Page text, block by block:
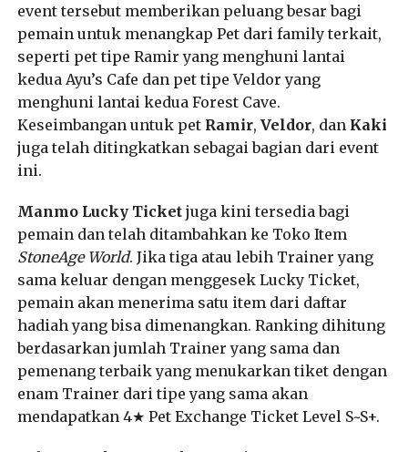
event tersebut memberikan peluang besar bagi
pemain untuk menangkap Pet dari family terkait,
seperti pet tipe Ramir yang menghuni lantai
kedua Ayu’s Cafe dan pet tipe Veldor yang
menghuni lantai kedua Forest Cave.
Keseimbangan untuk pet Ramir, Veldor, dan Kaki
juga telah ditingkatkan sebagai bagian dari event
ini.
Manmo Lucky Ticket juga kini tersedia bagi
pemain dan telah ditambahkan ke Toko Item
StoneAge World. Jika tiga atau lebih Trainer yang
sama keluar dengan menggesek Lucky Ticket,
pemain akan menerima satu item dari daftar
hadiah yang bisa dimenangkan. Ranking dihitung
berdasarkan jumlah Trainer yang sama dan
pemenang terbaik yang menukarkan tiket dengan
enam Trainer dari tipe yang sama akan
mendapatkan 4★ Pet Exchange Ticket Level S~S+.